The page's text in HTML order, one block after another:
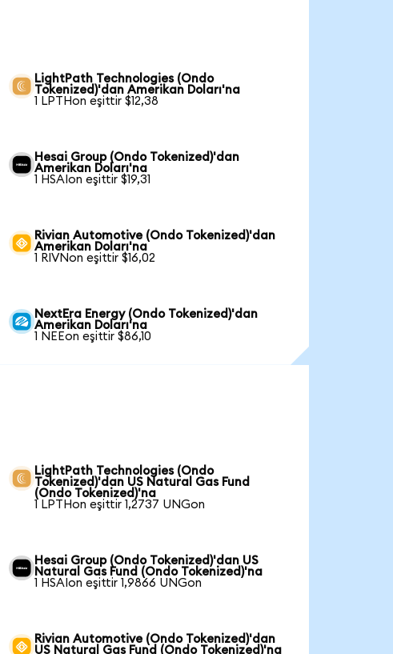
LightPath Technologies (Ondo
Tokenized)'dan Amerikan Doları'na
1 LPTHon eşittir $12,38
Hesai Group (Ondo Tokenized)'dan
Amerikan Doları'na
1 HSAIon eşittir $19,31
Rivian Automotive (Ondo Tokenized)'dan
Amerikan Doları'na
1 RIVNon eşittir $16,02
NextEra Energy (Ondo Tokenized)'dan
Amerikan Doları'na
1 NEEon eşittir $86,10
LightPath Technologies (Ondo
Tokenized)'dan US Natural Gas Fund
(Ondo Tokenized)'na
1 LPTHon eşittir 1,2737 UNGon
Hesai Group (Ondo Tokenized)'dan US
Natural Gas Fund (Ondo Tokenized)'na
1 HSAIon eşittir 1,9866 UNGon
Rivian Automotive (Ondo Tokenized)'dan
US Natural Gas Fund (Ondo Tokenized)'na